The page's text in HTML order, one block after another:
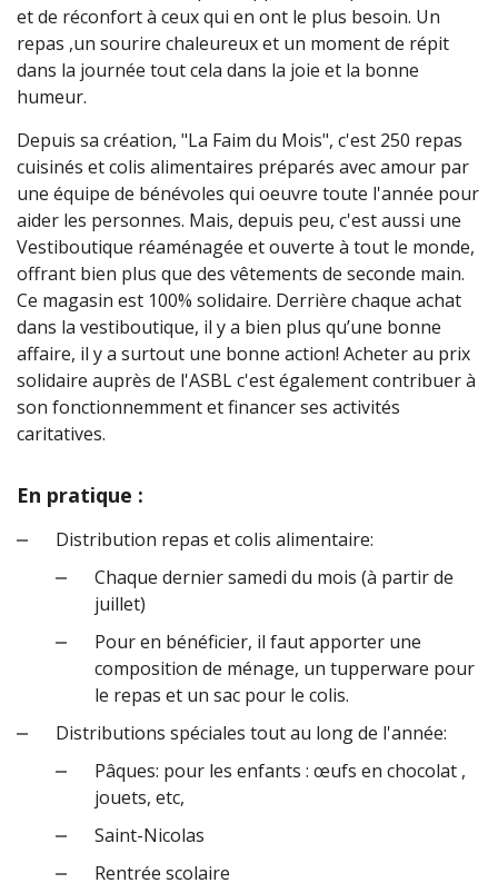
et de réconfort à ceux qui en ont le plus besoin. Un
repas ,un sourire chaleureux et un moment de répit
dans la journée tout cela dans la joie et la bonne
humeur.
Depuis sa création, "La Faim du Mois", c'est 250 repas
cuisinés et colis alimentaires préparés avec amour par
une équipe de bénévoles qui oeuvre toute l'année pour
aider les personnes. Mais, depuis peu, c'est aussi une
Vestiboutique réaménagée et ouverte à tout le monde,
offrant bien plus que des vêtements de seconde main.
Ce magasin est 100% solidaire. Derrière chaque achat
dans la vestiboutique, il y a bien plus qu’une bonne
affaire, il y a surtout une bonne action! Acheter au prix
solidaire auprès de l'ASBL c'est également contribuer à
son fonctionnemment et financer ses activités
caritatives.
En pratique :
Distribution repas et colis alimentaire:
Chaque dernier samedi du mois (à partir de
juillet)
Pour en bénéficier, il faut apporter une
composition de ménage, un tupperware pour
le repas et un sac pour le colis.
Distributions spéciales tout au long de l'année:
Pâques: pour les enfants : œufs en chocolat ,
jouets, etc,
Saint-Nicolas
Rentrée scolaire